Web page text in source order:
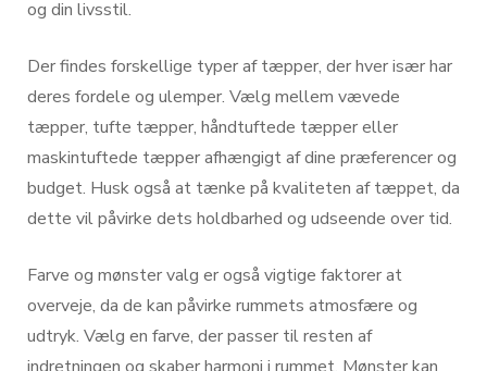
og din livsstil.
Der findes forskellige typer af tæpper, der hver især har
deres fordele og ulemper. Vælg mellem vævede
tæpper, tufte tæpper, håndtuftede tæpper eller
maskintuftede tæpper afhængigt af dine præferencer og
budget. Husk også at tænke på kvaliteten af tæppet, da
dette vil påvirke dets holdbarhed og udseende over tid.
Farve og mønster valg er også vigtige faktorer at
overveje, da de kan påvirke rummets atmosfære og
udtryk. Vælg en farve, der passer til resten af